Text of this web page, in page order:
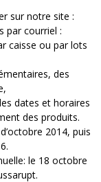
sur notre site :
par courriel :
caisse ou par lots
des
dates et horaires
des produits.
2014, puis
le 18 octobre